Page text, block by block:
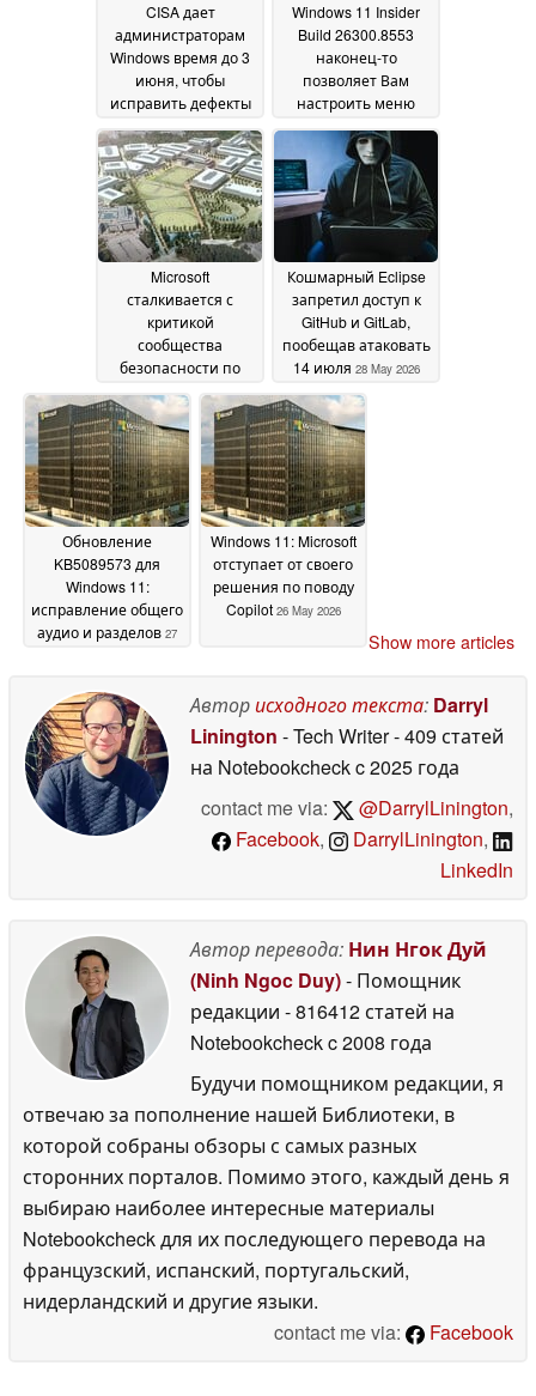
CISA дает
администраторам
Windows время до 3
июня, чтобы
исправить дефекты
Defender01 June 2026
Windows 11 Insider
Build 26300.8553
наконец-то
позволяет Вам
настроить меню
01 June 2026
Microsoft
сталкивается с
критикой
сообщества
безопасности по
Eclipse30 May 2026
Кошмарный Eclipse
запретил доступ к
GitHub и GitLab,
пообещав атаковать
14 июля 28 May 2026
Обновление
KB5089573 для
Windows 11:
исправление общего
аудио и разделов 27
Windows 11: Microsoft
отступает от своего
решения по поводу
Copilot 26 May 2026
Show more articles
Авторисходного текста: Darryl
Linington - Tech Writer- 409 статей
на Notebookcheckc 2025 года
contact me via:
@DarrylLinington,
Facebook, DarrylLinington,
LinkedIn
Автор перевода: Нин Нгок Дуй
(Ninh Ngoc Duy)- Помощник
редакции - 816412 статей на
Notebookcheckc 2008 года
Будучи помощником редакции, я
отвечаю за пополнение нашей Библиотеки, в
которой собраны обзоры с самых разных
сторонних порталов. Помимо этого, каждый день я
выбираю наиболее интересные материалы
Notebookcheck для их последующего перевода на
французский, испанский, португальский,
нидерландский и другие языки.
contact me via:
Facebook